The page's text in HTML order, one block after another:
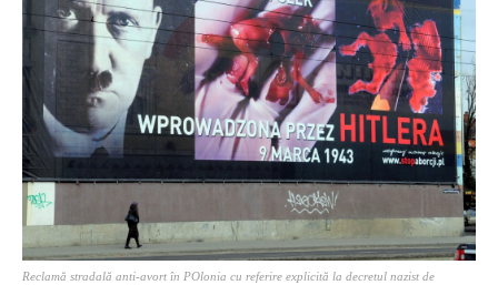
Reclamă stradală anti-avort în POlonia cu referire explicită la decretul nazist de